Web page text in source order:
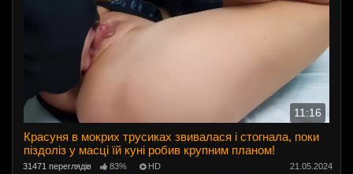
11:16
Красуня в мокрих трусиках звивалася і стогнала, поки
піздоліз у масці їй куні робив крупним планом!
31471 переглядів 83% HD 21.05.2024